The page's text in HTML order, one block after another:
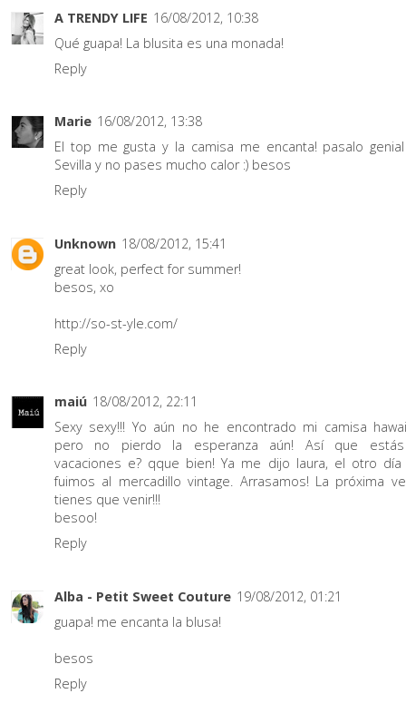
A TRENDY LIFE 16/08/2012, 10:38
Qué guapa! La blusita es una monada!
Reply
Marie 16/08/2012, 13:38
El top me gusta y la camisa me encanta! pasalo
Sevilla y no pases mucho calor :) besos
Reply
Unknown 18/08/2012, 15:41
great look, perfect for summer!
besos, xo
http://so-st-yle.com/
Reply
maiú 18/08/2012, 22:11
Sexy sexy!!! Yo aún no he encontrado mi camisa
pero no pierdo la esperanza aún! Así que
vacaciones e? qque bien! Ya me dijo laura, el otro
fuimos al mercadillo vintage. Arrasamos! La próxima
tienes que venir!!!
besoo!
Reply
Alba - Petit Sweet Couture 19/08/2012, 01:21
guapa! me encanta la blusa!
besos
Reply